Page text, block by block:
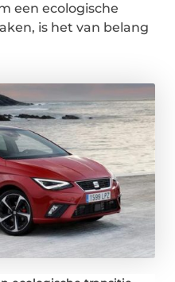
een ecologische
is het van belang